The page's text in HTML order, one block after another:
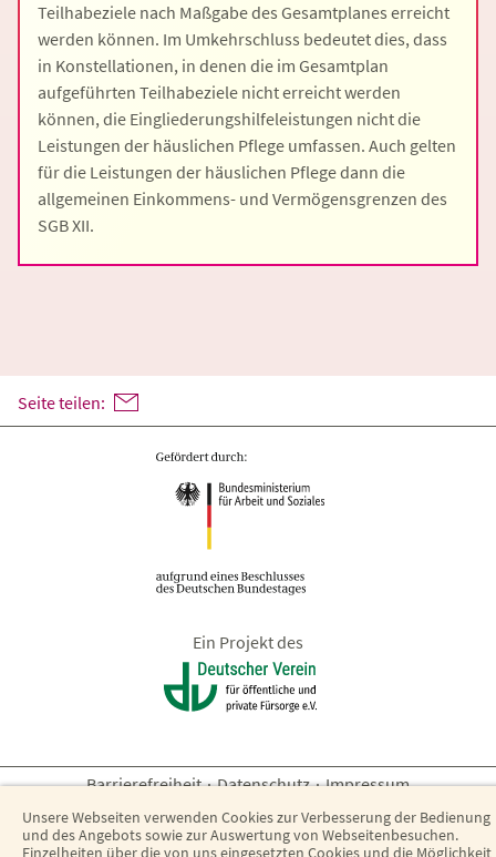
Teilhabeziele nach Maßgabe des Gesamtplanes erreicht
werden können. Im Umkehrschluss bedeutet dies, dass
in Konstellationen, in denen die im Gesamtplan
aufgeführten Teilhabeziele nicht erreicht werden
können, die Eingliederungshilfeleistungen nicht die
Leistungen der häuslichen Pflege umfassen. Auch gelten
für die Leistungen der häuslichen Pflege dann die
allgemeinen Einkommens- und Vermögensgrenzen des
SGB XII.
Seite teilen:
Ein Projekt des
Barrierefreiheit · Datenschutz · Impressum
Unsere Webseiten verwenden Cookies zur Verbesserung der Bedienung
und des Angebots sowie zur Auswertung von Webseitenbesuchen.
Einzelheiten über die von uns eingesetzten Cookies und die Möglichkeit